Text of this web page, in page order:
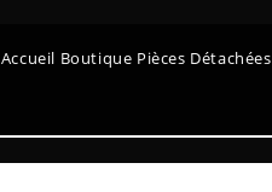
Accueil Boutique Pièces Détachées